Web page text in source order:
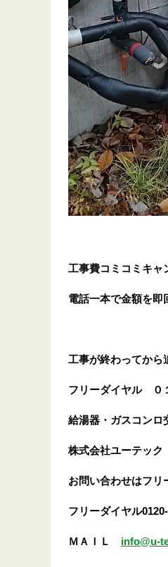
工事費コミコミキャ
電話一本で金額を即
工事が終わってから
フリーダイヤル ０
給湯器・ガスコンロ
株式会社ユーテック
お問い合わせはフリ
フリーダイヤル
ＭＡＩＬ info@u-